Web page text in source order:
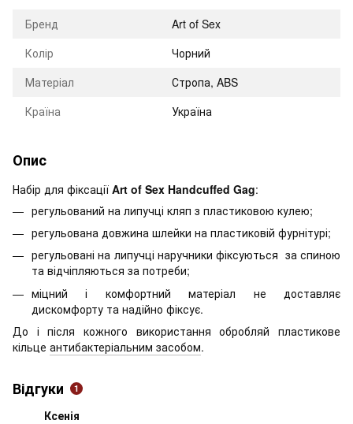
Бренд
Art of Sex
Колір
Чорний
Матеріал
Стропа, ABS
Країна
Україна
Опис
Набір для фіксації Art of Sex Handcuffed Gag:
регульований на липучці кляп з пластиковою кулею;
регульована довжина шлейки на пластиковій фурнітурі;
регульовані на липучці наручники фіксуються за спиною
та відчіпляються за потреби;
міцний і комфортний матеріал не доставляє
дискомфорту та надійно фіксує.
До і після кожного використання обробляй пластикове
кільце антибактеріальним засобом.
Відгуки 1
Ксенія